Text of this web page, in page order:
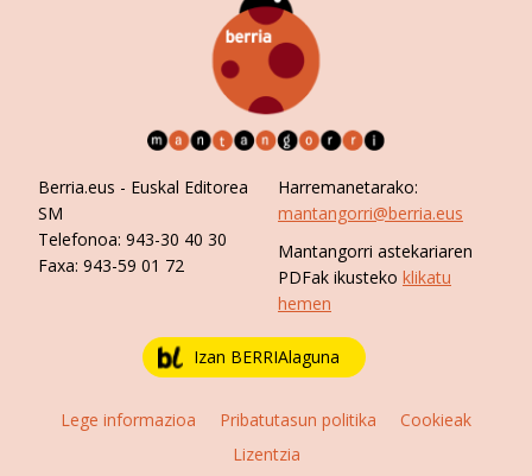
Berria.eus - Euskal Editorea
SM
Telefonoa: 943-30 40 30
Faxa: 943-59 01 72
Harremanetarako:
mantangorri@berria.eus
Mantangorri astekariaren
PDFak ikusteko klikatu
hemen
Izan BERRIAlaguna
Lege informazioa Pribatutasun politika
Cookieak
Lizentzia